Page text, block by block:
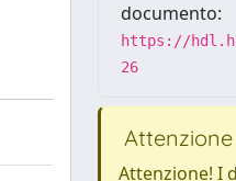
documento:
https://
26
Attenzione
Attenzione! I